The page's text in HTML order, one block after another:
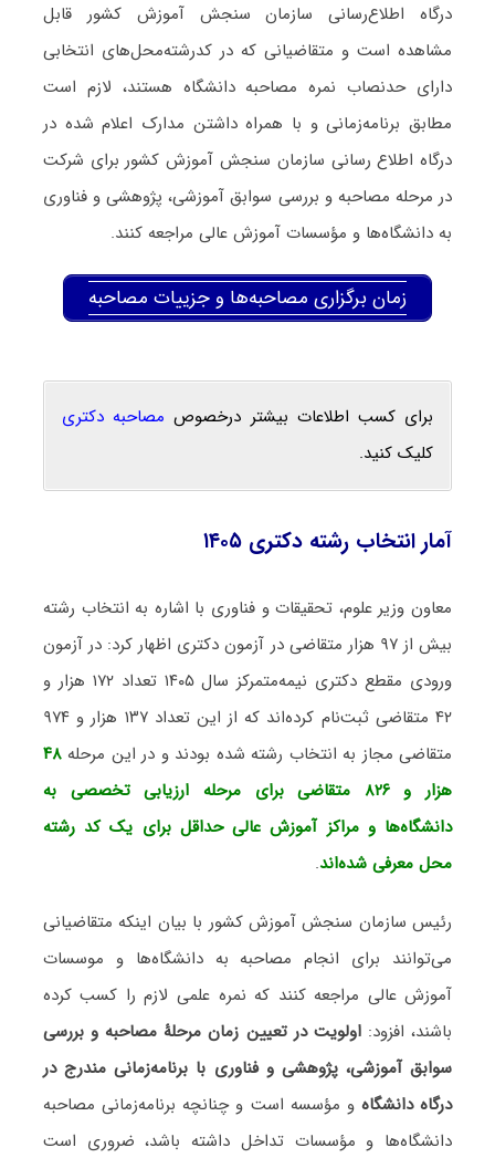
درگاه اطلاع‌رسانی سازمان سنجش آموزش کشور قابل
مشاهده است و متقاضیانی که در کدرشته‌محل‌های انتخابی
دارای حدنصاب نمره مصاحبه دانشگاه هستند، لازم است
مطابق برنامه‌زمانی و با همراه داشتن مدارک اعلام شده در
درگاه اطلاع رسانی سازمان سنجش آموزش کشور برای شرکت
در مرحله مصاحبه و بررسی سوابق آموزشی، پژوهشی و فناوری
به دانشگاه‌ها و مؤسسات آموزش عالی مراجعه کنند.
زمان برگزاری مصاحبه‌ها و جزییات مصاحبه
برای کسب اطلاعات بیشتر درخصوص مصاحبه دکتری
کلیک کنید.
آمار انتخاب رشته دکتری ۱۴۰۵
معاون وزیر علوم، تحقیقات و فناوری با اشاره به انتخاب رشته
بیش از ۹۷ هزار متقاضی در آزمون دکتری اظهار کرد: در آزمون
ورودی مقطع دکتری نیمه‌متمرکز سال ۱۴۰۵ تعداد ۱۷۲ هزار و
۴۲ متقاضی ثبت‌نام کرده‌اند که از این تعداد ۱۳۷ هزار و ۹۷۴
متقاضی مجاز به انتخاب رشته شده‌ بودند و در این مرحله۴۸
هزار و ۸۲۶ متقاضی برای مرحله ارزیابی تخصصی به
دانشگاه‌ها و مراکز آموزش عالی حداقل برای یک کد رشته
محل معرفی شده‌اند.
رئیس سازمان سنجش آموزش کشور با بیان اینکه متقاضیانی
می‌توانند برای انجام مصاحبه به دانشگاه‌ها و موسسات
آموزش عالی مراجعه کنند که نمره علمی لازم را کسب کرده
باشند، افزود: اولویت در تعیین زمان مرحلۀ مصاحبه و بررسی
سوابق آموزشی، پژوهشی و فناوری با برنامه‌‌زمانی مندرج در
درگاه دانشگاه و مؤسسه است و چنانچه برنامه‌‌زمانی مصاحبه
دانشگاه‌ها و مؤسسات تداخل داشته باشد، ضروری است